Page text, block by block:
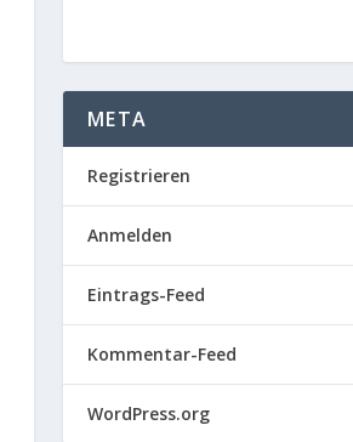
META
Registrieren
Anmelden
Eintrags-Feed
Kommentar-Feed
WordPress.org